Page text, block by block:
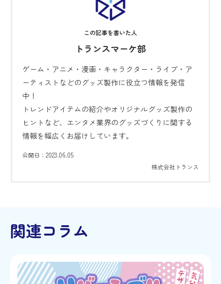
トランスマーケ部
ゲーム・アニメ・漫画・キャラクター・ライブ・ア
ーティストなどのグッズ製作に役立つ情報を発信
中！
トレンドアイテムの紹介やオリジナルグッズ製作の
ヒントなど、エンタメ業界のグッズづくりに関する
情報を幅広くお届けしています。
公開日：2023.06.05
株式会社トランス
関連コラム